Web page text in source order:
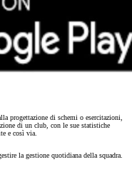
progettazione di schemi o esercitazioni,
di un club, con le sue statistiche
e così via.
la gestione quotidiana della squadra.